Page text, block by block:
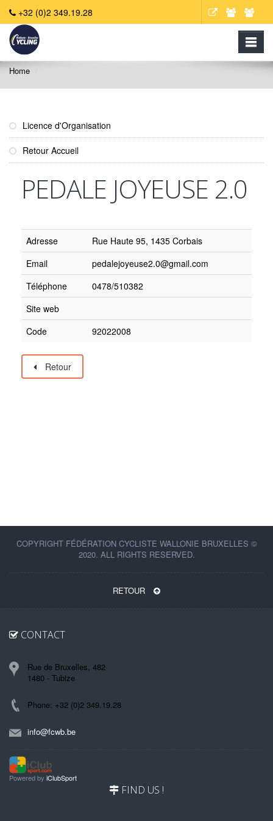
+32 (0)2 349.19.28
Home
Licence d'Organisation
Retour Accueil
PEDALE JOYEUSE 2.0
Adresse
Rue Haute 95, 1435 Corbais
Email
pedalejoyeuse2.0@gmail.com
Téléphone
0478/510382
Site web
Code
92022008
Retour
COPYRIGHT FÉDÉRATION CYCLISTE WALLONIE BRUXELLES ©
2020. ALL RIGHTS RESERVED.
RETOUR
CONTACT
Rue de Bruxelles, 482
1480 - Tubize
Phone: +32 (0)2 349.19.28
info@fcwb.be
Powered by iClubSport
FIND US !